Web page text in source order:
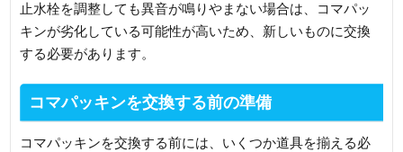
止水栓を調整しても異音が鳴りやまない場合は、コマパッ
キンが劣化している可能性が高いため、新しいものに交換
する必要があります。
コマパッキンを交換する前の準備
コマパッキンを交換する前には、いくつか道具を揃える必